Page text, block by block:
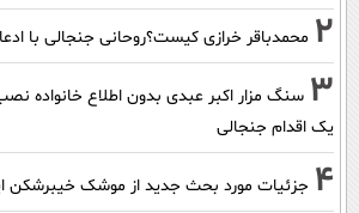
2 محمدباقر خرازی کیست؟روحانی جنجالی با
3 سنگ مزار اکبر عبدی بدون اطلاع خانواده
یک اقدام جنجالی
4 جزئیات مورد بحث جدید از موشک خیبرشکن